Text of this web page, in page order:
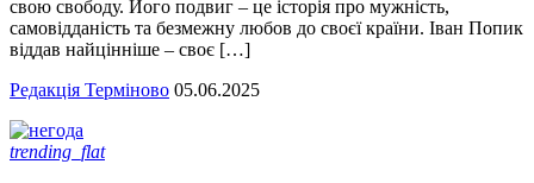
свою свободу. Його подвиг – це історія про мужність,
самовідданість та безмежну любов до своєї країни. Іван Попик
віддав найцінніше – своє […]
Редакція Терміново 05.06.2025
trending_flat